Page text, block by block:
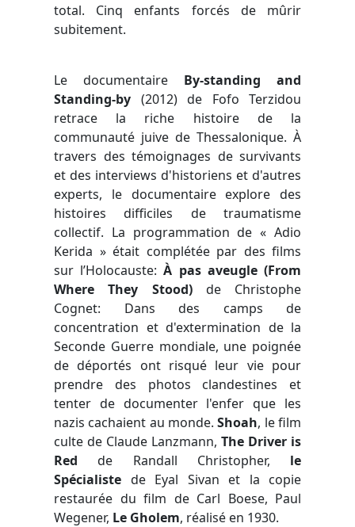
total. Cinq enfants forcés de mûrir
subitement.
Le documentaire By-standing and
Standing-by (2012) de Fofo Terzidou
retrace la riche histoire de la
communauté juive de Thessalonique. À
travers des témoignages de survivants
et des interviews d'historiens et d'autres
experts, le documentaire explore des
histoires difficiles de traumatisme
collectif. La programmation de « Adio
Kerida » était complétée par des films
sur l’Holocauste:À pas aveugle (From
Where They Stood)de Christophe
Cognet: Dans des camps de
concentration et d'extermination de la
Seconde Guerre mondiale, une poignée
de déportés ont risqué leur vie pour
prendre des photos clandestines et
tenter de documenter l'enfer que les
nazis cachaient au monde.Shoah, le film
culte de Claude Lanzmann, The Driver is
Red de Randall Christopher, le
Spécialiste de Eyal Sivan et la copie
restaurée du film de Carl Boese, Paul
Wegener, Le Gholem, réalisé en 1930.